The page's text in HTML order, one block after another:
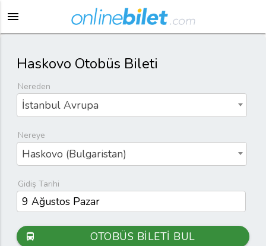
menu
Haskovo Otobüs Bileti
Nereden
İstanbul Avrupa
Nereye
Haskovo (Bulgaristan)
Gidiş Tarihi
directions_bus OTOBÜS BİLETİ BUL